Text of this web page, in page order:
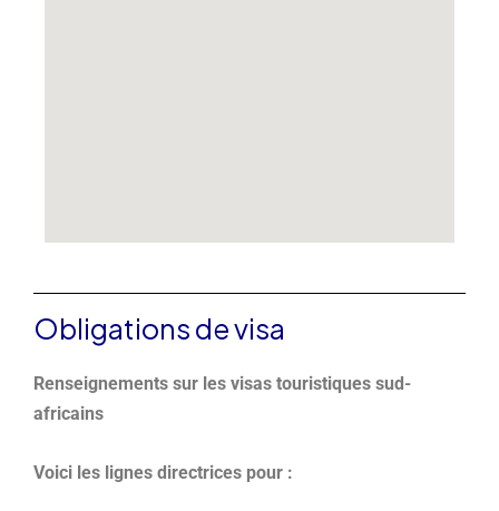
Obligations de visa
Renseignements sur les visas touristiques sud-
africains
Voici les lignes directrices pour :